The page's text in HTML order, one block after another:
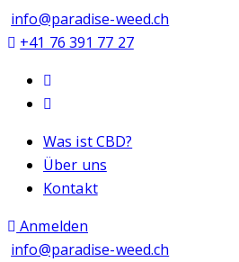
info@paradise-weed.ch
+41 76 391 77 27
Was ist CBD?
Über uns
Kontakt
Anmelden
info@paradise-weed.ch